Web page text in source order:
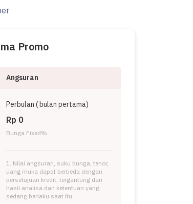
Promo
Angsuran
Perbulan (bulan pertama)
Rp 0
Bunga Fixed%
1. Nilai angsuran, suku bunga, tenor,
uang muka dapat berbeda dengan
persetujuan kredit, tergantung dari
hasil analisa dan ketentuan yang
sedang berlaku saat itu.